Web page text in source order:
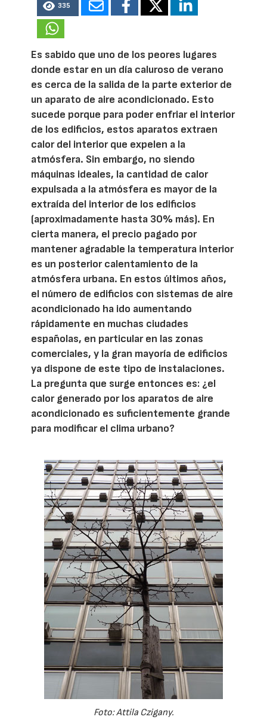
335
Es sabido que uno de los peores lugares
donde estar en un día caluroso de verano
es cerca de la salida de la parte exterior de
un aparato de aire acondicionado. Esto
sucede porque para poder enfriar el interior
de los edificios, estos aparatos extraen
calor del interior que expelen a la
atmósfera. Sin embargo, no siendo
máquinas ideales, la cantidad de calor
expulsada a la atmósfera es mayor de la
extraída del interior de los edificios
(aproximadamente hasta 30% más). En
cierta manera, el precio pagado por
mantener agradable la temperatura interior
es un posterior calentamiento de la
atmósfera urbana. En estos últimos años,
el número de edificios con sistemas de aire
acondicionado ha ido aumentando
rápidamente en muchas ciudades
españolas, en particular en las zonas
comerciales, y la gran mayoría de edificios
ya dispone de este tipo de instalaciones.
La pregunta que surge entonces es: ¿el
calor generado por los aparatos de aire
acondicionado es suficientemente grande
para modificar el clima urbano?
Foto: Attila Czigany.